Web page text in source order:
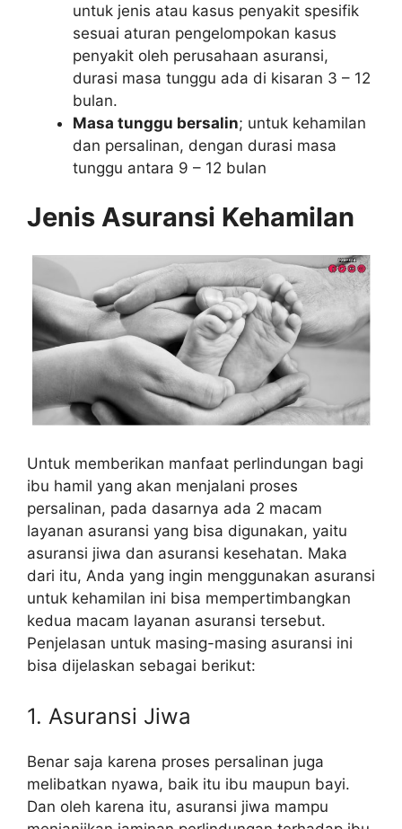
untuk jenis atau kasus penyakit spesifik
sesuai aturan pengelompokan kasus
penyakit oleh perusahaan asuransi,
durasi masa tunggu ada di kisaran 3 – 12
bulan.
Masa tunggu bersalin; untuk kehamilan
dan persalinan, dengan durasi masa
tunggu antara 9 – 12 bulan
Jenis Asuransi Kehamilan
Untuk memberikan manfaat perlindungan bagi
ibu hamil yang akan menjalani proses
persalinan, pada dasarnya ada 2 macam
layanan asuransi yang bisa digunakan, yaitu
asuransi jiwa dan asuransi kesehatan. Maka
dari itu, Anda yang ingin menggunakan asuransi
untuk kehamilan ini bisa mempertimbangkan
kedua macam layanan asuransi tersebut.
Penjelasan untuk masing-masing asuransi ini
bisa dijelaskan sebagai berikut:
1. Asuransi Jiwa
Benar saja karena proses persalinan juga
melibatkan nyawa, baik itu ibu maupun bayi.
Dan oleh karena itu, asuransi jiwa mampu